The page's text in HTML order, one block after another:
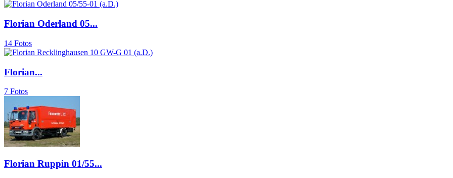
Florian Oderland 05...
14 Fotos
Florian...
7 Fotos
Florian Ruppin 01/55...